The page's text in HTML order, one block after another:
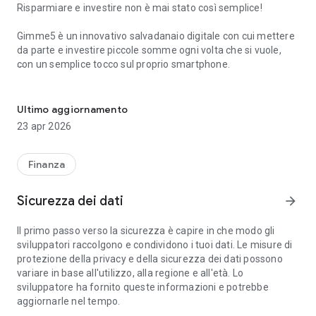
Risparmiare e investire non è mai stato così semplice!
Gimme5 è un innovativo salvadanaio digitale con cui mettere
da parte e investire piccole somme ogni volta che si vuole,
con un semplice tocco sul proprio smartphone.
nella community… unisciti anche tu!
• Crea il tuo obiettivo di risparmio e investimento, ti aiuterà a
• Imposta alcune regole per rendere queste azioni dinamiche
qualsiasi momento.
• Conteggio passi: con la tua autorizzazione, Gimme5 si
integra con Apple HealthKit per farti risparmiare quando
raggiungi una soglia di passi da te impostata.
I dati di fitness scaricati vengono utilizzati solamente per
Ultimo aggiornamento
23 apr 2026
Finanza
Sicurezza dei dati arrow_forward
Il primo passo verso la sicurezza è capire in che modo gli
sviluppatori raccolgono e condividono i tuoi dati. Le misure di
protezione della privacy e della sicurezza dei dati possono
variare in base all'utilizzo, alla regione e all'età. Lo
sviluppatore ha fornito queste informazioni e potrebbe
aggiornarle nel tempo.